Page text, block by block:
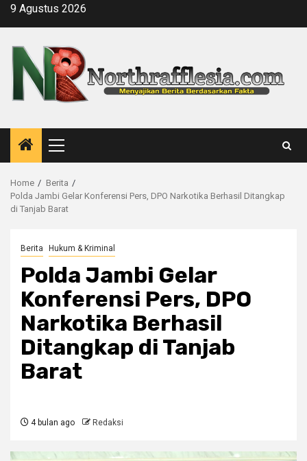
Skip9 Agustus 2026
Primary
Menu
Home
Berita
Polda Jambi Gelar Konferensi Pers, DPO Narkotika Berhasil Ditangkap
di Tanjab Barat
Berita Hukum & Kriminal
Polda Jambi Gelar
Konferensi Pers, DPO
Narkotika Berhasil
Ditangkap di Tanjab
Barat
4 bulan ago Redaksi